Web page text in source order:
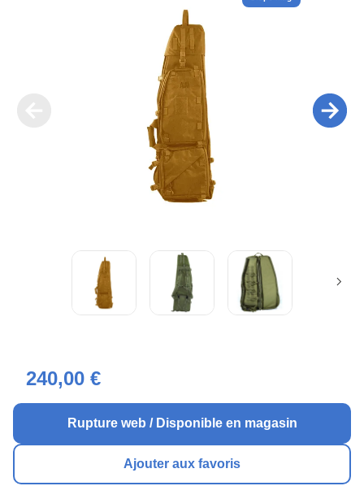
240,00 €
Rupture web / Disponible en magasin
Ajouter aux favoris